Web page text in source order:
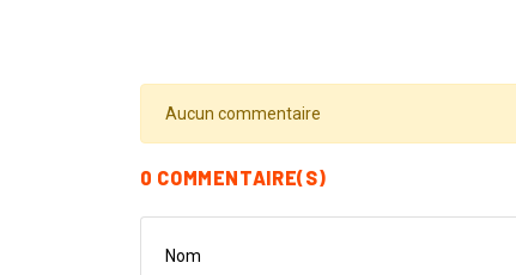
Aucun commentaire
0 COMMENTAIRE(S)
Nom